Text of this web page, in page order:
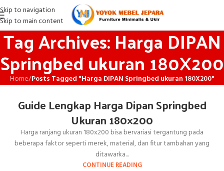
Skip to navigation
Skip to main content
Tag Archives: Harga DIPAN
Springbed ukuran 180X200
Home/Posts Tagged "Harga DIPAN Springbed ukuran 180X200"
Guide Lengkap Harga Dipan Springbed
Ukuran 180×200
Harga ranjang ukuran 180x200 bisa bervariasi tergantung pada
beberapa faktor seperti merek, material, dan fitur tambahan yang
ditawarka...
CONTINUE READING